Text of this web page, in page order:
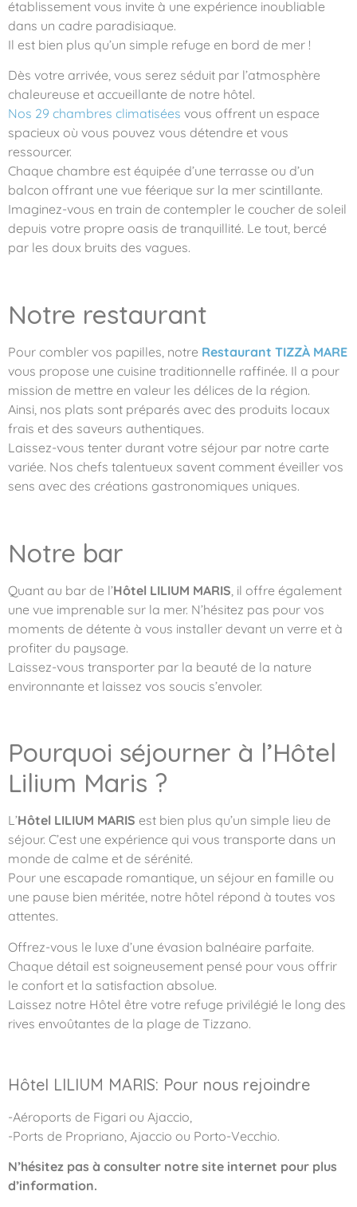
établissement vous invite à une expérience inoubliable
dans un cadre paradisiaque.
Il est bien plus qu’un simple refuge en bord de mer !
Dès votre arrivée, vous serez séduit par l’atmosphère
chaleureuse et accueillante de notre hôtel.
Nos 29 chambres climatisées vous offrent un espace
spacieux où vous pouvez vous détendre et vous
ressourcer.
Chaque chambre est équipée d’une terrasse ou d’un
balcon offrant une vue féerique sur la mer scintillante.
Imaginez-vous en train de contempler le coucher de soleil
depuis votre propre oasis de tranquillité. Le tout, bercé
par les doux bruits des vagues.
Notre restaurant
Pour combler vos papilles, notre Restaurant TIZZÀ MARE
vous propose une cuisine traditionnelle raffinée. Il a pour
mission de mettre en valeur les délices de la région.
Ainsi, nos plats sont préparés avec des produits locaux
frais et des saveurs authentiques.
Laissez-vous tenter durant votre séjour par notre carte
variée. Nos chefs talentueux savent comment éveiller vos
sens avec des créations gastronomiques uniques.
Notre bar
Quant au bar de l’Hôtel LILIUM MARIS , il offre également
une vue imprenable sur la mer. N’hésitez pas pour vos
moments de détente à vous installer devant un verre et à
profiter du paysage.
Laissez-vous transporter par la beauté de la nature
environnante et laissez vos soucis s’envoler.
Pourquoi séjourner à l’Hôtel
Lilium Maris ?
L’Hôtel LILIUM MARIS est bien plus qu’un simple lieu de
séjour. C’est une expérience qui vous transporte dans un
monde de calme et de sérénité.
Pour une escapade romantique, un séjour en famille ou
une pause bien méritée, notre hôtel répond à toutes vos
attentes.
Offrez-vous le luxe d’une évasion balnéaire parfaite.
Chaque détail est soigneusement pensé pour vous offrir
le confort et la satisfaction absolue.
Laissez notre Hôtel être votre refuge privilégié le long des
rives envoûtantes de la plage de Tizzano.
Hôtel LILIUM MARIS: Pour nous rejoindre
-Aéroports de Figari ou Ajaccio,
-Ports de Propriano, Ajaccio ou Porto-Vecchio.
N’hésitez pas à consulter notre site internet pour plus
d’information.